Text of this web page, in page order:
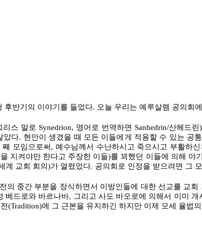
후반기의 이야기를 들었다. 오늘 우리는 예루살렘 공의회
스 말로 Synedrion, 영어로 번역하면 Sanhedrin/산헤드
다. 현안이 생겼을 때 모든 이들에게 적용할 수 있는 공
모임으로써, 예수님께서 수난하시고 죽으시고 부활하
지켜야만 한다고 주장한 이들)를 꾀했던 이들에 의해 야
계 교회 회의)가 열렸었다. 공의회로 인정을 받으려면 그
의 중간 부분을 장식하면서 이방인들에 대한 선교를 교
드로와 바르나바, 그리고 사도 바오로에 의해서 이미
(Tradition)에 그 근본을 유지하긴 하지만 이제 모세 율법